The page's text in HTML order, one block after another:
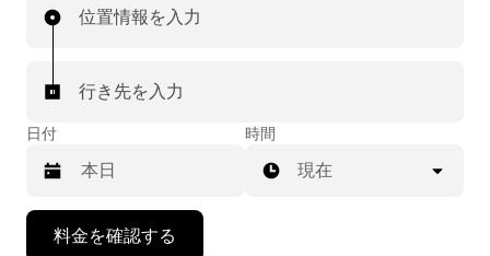
位置情報を入力
行き先を入力
日付 時間
現在
料金を確認する